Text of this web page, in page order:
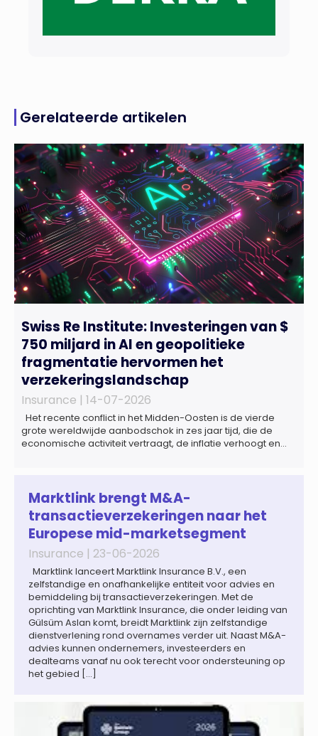
Gerelateerde artikelen
Swiss Re Institute: Investeringen van $
750 miljard in AI en geopolitieke
fragmentatie hervormen het
verzekeringslandschap
Insurance | 14-07-2026
Het recente conflict in het Midden-Oosten is de vierde
grote wereldwijde aanbodschok in zes jaar tijd, die de
economische activiteit vertraagt, de inflatie verhoogt en
wereldwijd naar verwachting afnemen tot 1,3% in reële
termen in […]
Marktlink brengt M&A-
transactieverzekeringen naar het
Europese mid-marketsegment
Insurance | 23-06-2026
Marktlink lanceert Marktlink Insurance B.V., een
zelfstandige en onafhankelijke entiteit voor advies en
bemiddeling bij transactieverzekeringen. Met de
oprichting van Marktlink Insurance, die onder leiding van
Gülsüm Aslan komt, breidt Marktlink zijn zelfstandige
dienstverlening rond overnames verder uit. Naast M&A-
advies kunnen ondernemers, investeerders en
dealteams vanaf nu ook terecht voor ondersteuning op
het gebied […]